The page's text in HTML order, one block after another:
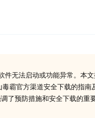
无法启动或功能异常。本
霸官方渠道安全下载的指南
了预防措施和安全下载的重